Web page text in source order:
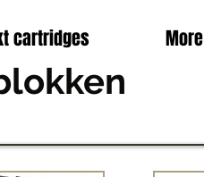
cartridges More